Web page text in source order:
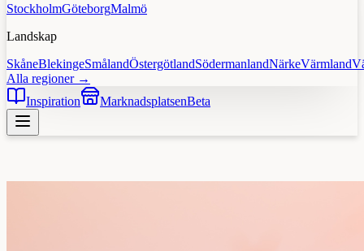
StockholmGöteborgMalmö
Landskap
SkåneBlekingeSmålandÖstergötlandSödermanlandNärkeVärmland
Alla regioner →
Inspiration
MarknadsplatsenBeta